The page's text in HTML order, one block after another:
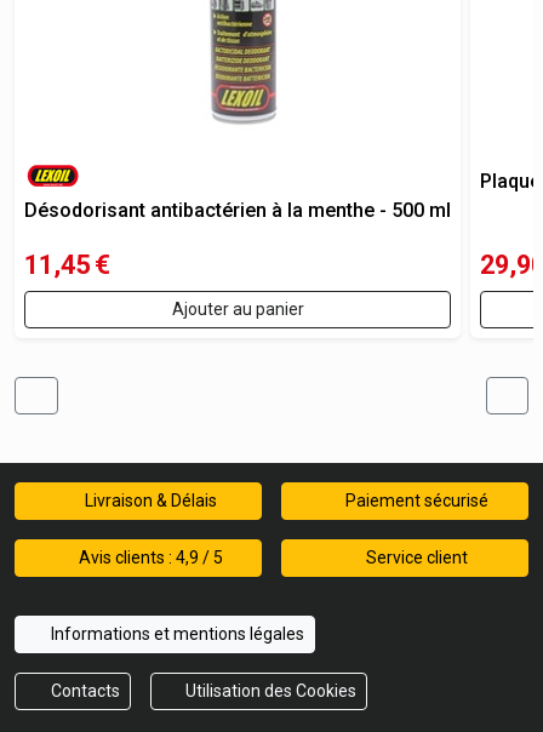
Désodorisant antibactérien à la menthe - 500 ml
11,45 €
Ajouter au panier
Livraison & Délais Paiement sécurisé
Avis clients : 4,9 / 5 Service client
Informations et mentions légales
Contacts Utilisation des Cookies